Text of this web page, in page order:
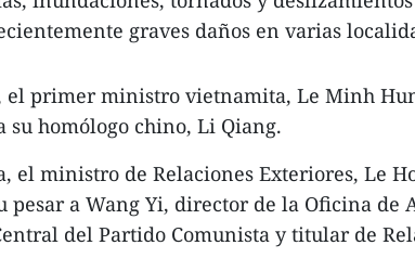
graves daños en varias
el primer ministro vietnamita, Le Minh
su homólogo chino, Li Qiang.
el ministro de Relaciones Exteriores, Le
pesar a Wang Yi, director de la Oficina de
del Partido Comunista y titular de